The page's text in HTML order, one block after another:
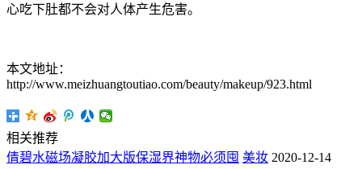
心吃下肚都不会对人体产生危害。
本文地址：
http://www.meizhuangtoutiao.com/beauty/makeup/923.html
相关推荐
倩碧水磁场凝胶加大版保湿界神物必须囤 美妆 2020-12-14